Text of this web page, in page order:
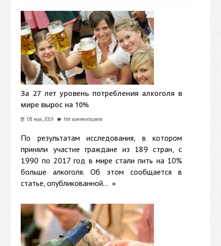
За 27 лет уровень потребления алкоголя в
мире вырос на 10%
08 мая, 2019 Нет комментариев
По результатам исследования, в котором
приняли участие граждане из 189 стран, с
1990 по 2017 год в мире стали пить на 10%
больше алкоголя. Об этом сообщается в
статье, опубликованной... »